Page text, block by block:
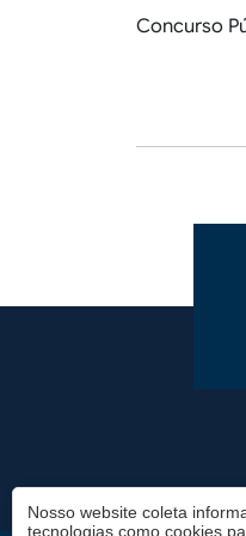
Concurso
Rodapé
Nosso website coleta
tecnologias como cookies